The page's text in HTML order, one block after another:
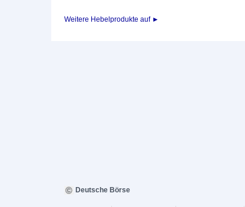
Weitere Hebelprodukte auf ►
Deutsche Börse